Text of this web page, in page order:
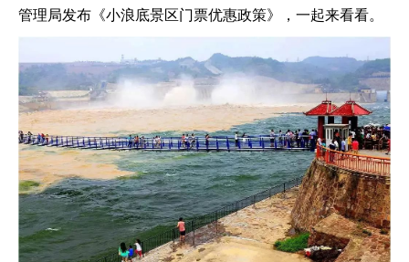
管理局发布《小浪底景区门票优惠政策》，一起来看看。